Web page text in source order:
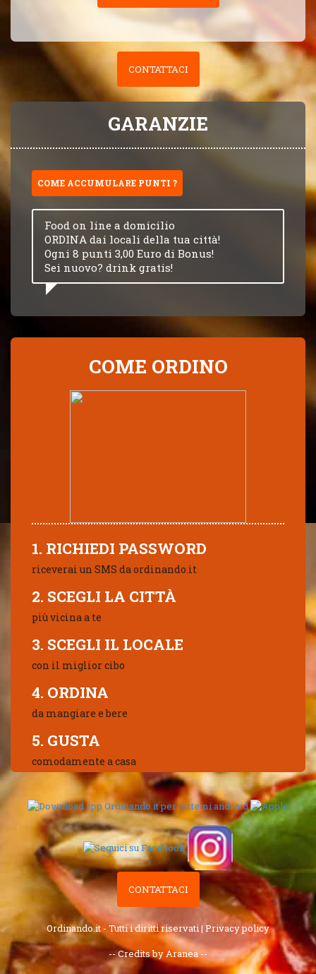
CONTATTACI
GARANZIE
COME ACCUMULARE PUNTI ?
Food on line a domicilio
ORDINA dai locali della tua città!
Ogni 8 punti 3,00 Euro di Bonus!
Sei nuovo? drink gratis!
COME ORDINO
1. RICHIEDI PASSWORD
riceverai un SMS da ordinando.it
2. SCEGLI LA CITTÀ
più vicina a te
3. SCEGLI IL LOCALE
con il miglior cibo
4. ORDINA
da mangiare e bere
5. GUSTA
comodamente a casa
CONTATTACI
Ordinando.it - Tutti i diritti riservati | Privacy policy
-- Credits by Aranea --